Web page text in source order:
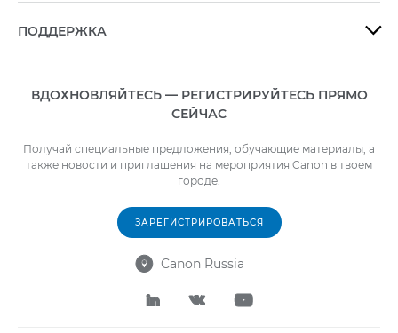
ПОДДЕРЖКА 
ВДОХНОВЛЯЙТЕСЬ — РЕГИСТРИРУЙТЕСЬ ПРЯМО
СЕЙЧАС
Получай специальные предложения, обучающие материалы, а
также новости и приглашения на мероприятия Canon в твоем
городе.
ЗАРЕГИСТРИРОВАТЬСЯ
 Canon Russia
  